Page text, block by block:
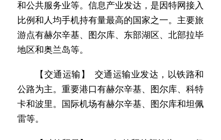
和公共服务业等。信息产业发达，是因特网接入
比例和人均手机持有量最高的国家之一。主要旅
游点有赫尔辛基、图尔库、东部湖区、北部拉毕
地区和奥兰岛等。
【交通运输】 交通运输业发达，以铁路和
公路为主。重要港口有赫尔辛基、图尔库、科特
卡和波里。国际机场有赫尔辛基、图尔库和坦佩
雷等。